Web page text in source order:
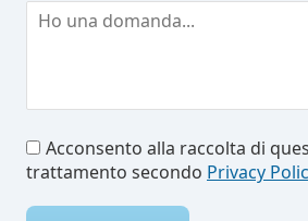
Acconsento alla raccolta di
trattamento secondo Privacy